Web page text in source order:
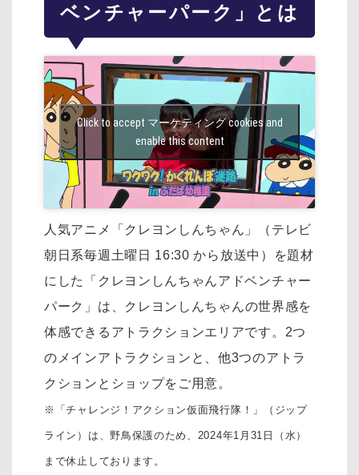
ベンチャーパーク」とは
Click to accept マーケティング cookies and
enable this content
人気アニメ「クレヨンしんちゃん」（テレビ
朝日系毎週土曜日 16:30 から放送中）を題材
にした「クレヨンしんちゃんアドベンチャー
パーク」は、
クレヨンしんちゃんの世界感を
体感できるアトラクションエリアです。 2つ
のメインアトラクションと、他3つのアトラ
クションとショップをご用意。
※「チャレンジ！アクション仮面飛行隊！」（ジップ
ライン）は、野鳥保護のため、2024年1月31日（水）
まで休止しております。